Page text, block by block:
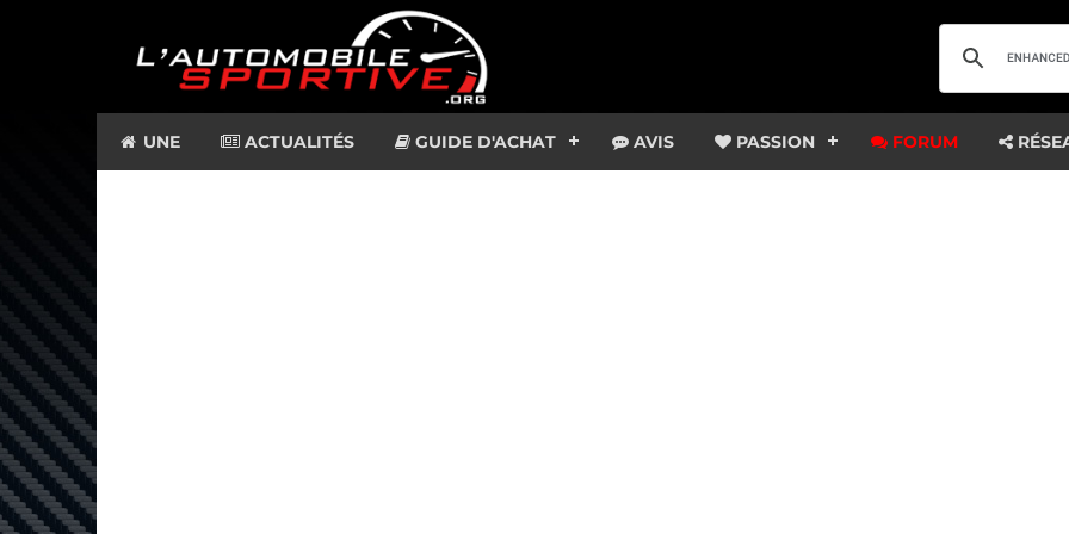
UNE ACTUALITÉS GUIDE D'ACHAT AVIS PASSION FORUM